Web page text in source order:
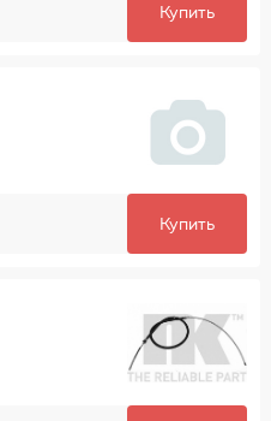
Купить
Купить